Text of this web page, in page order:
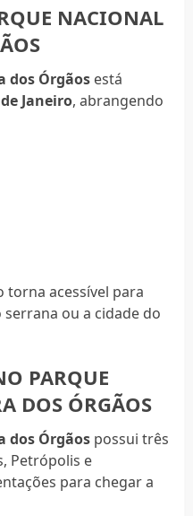
NACIONAL
dos Órgãosestá
Janeiro, abrangendo
torna acessível para
ou a cidade do
PARQUE
DOS ÓRGÃOS
dos Órgãospossui três
Petrópolis e
para chegar a